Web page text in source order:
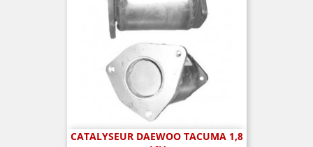
CATALYSEUR DAEWOO TACUMA 1,8